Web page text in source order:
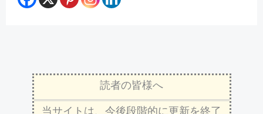
読者の皆様へ
当サイトは、今後段階的に更新を終了